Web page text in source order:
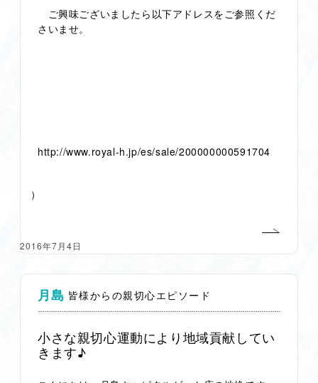
ご興味ございましたら以下アドレスをご参照くだ
さいませ。
http://www.royal-h.jp/es/sale/200000000591704
）
2016年7月4日
月島 皆様からの親切心エピソード
小さな親切心運動により地域貢献してい
きます♪